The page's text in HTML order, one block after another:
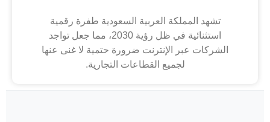
تشهد المملكة العربية السعودية طفرة رقمية
استثنائية في ظل رؤية 2030، مما جعل تواجد
الشركات عبر الإنترنت ضرورة حتمية لا غنى عنها
لجميع القطاعات التجارية.